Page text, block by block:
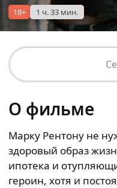
18+ 1 ч. 33 мин.
О фильме
Марку Рентону не
здоровый образ
ипотека и
героин, хотя и